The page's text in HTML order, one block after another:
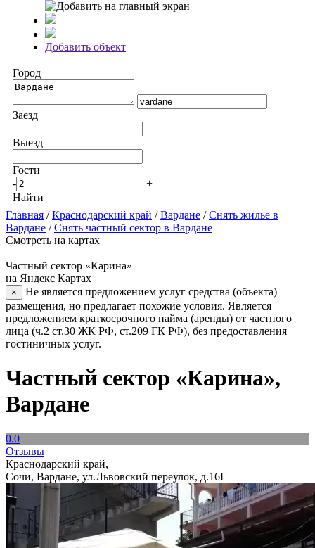
Добавить объект
Город
Заезд
Выезд
Гости
-
+
Найти
Главная /Краснодарский край /Вардане /Снять жилье в
Вардане /Снять частный сектор в Вардане
Смотреть на картах
Частный сектор «Карина»
на Яндекс Картах
×
Не является предложением услуг средства (объекта)
размещения, но предлагает похожие условия. Является
предложением краткосрочного найма (аренды) от частного
лица (ч.2 ст.30 ЖК РФ, ст.209 ГК РФ), без предоставления
гостиничных услуг.
Частный сектор «Карина»,
Вардане
0.0
Отзывы
Краснодарский край,
Сочи, Вардане, ул.Львовский переулок, д.16Г